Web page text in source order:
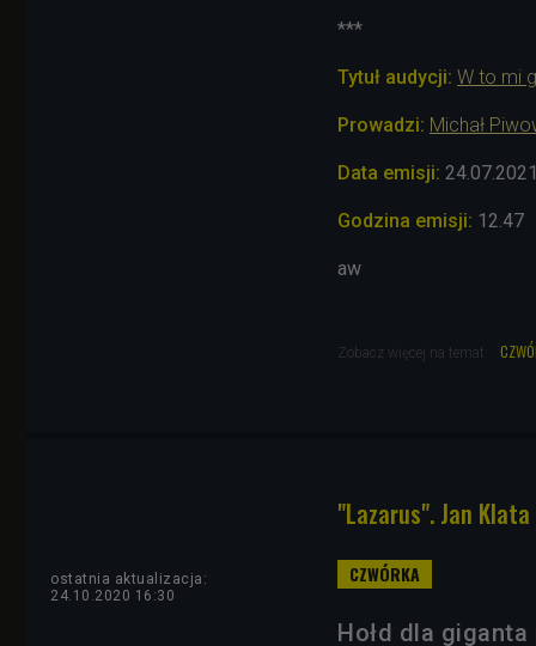
***
Tytuł audycji: W to mi
Prowadzi: Michał
Data emisji: 24.07.2021
Godzina emisji: 12.47
aw
Zobacz więcej na temat:
"Lazarus". Jan
ostatnia aktualizacja:
24.10.2020 16:30
Hołd dla